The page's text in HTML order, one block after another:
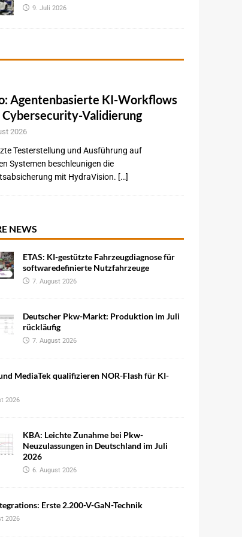
9. Juli 2026
Agentenbasierte KI-Workflows
Validierung
2026
Testerstellung und Ausführung auf
Systemen beschleunigen die
mit HydraVision. […]
NEWS
ETAS: KI-gestützte Fahrzeugdiagnose für
softwaredefinierte Nutzfahrzeuge
7. August 2026
Deutscher Pkw-Markt: Produktion im Juli
rückläufig
7. August 2026
MediaTek qualifizieren NOR-Flash für KI-
2026
KBA: Leichte Zunahme bei Pkw-
Neuzulassungen in Deutschland im Juli
2026
6. August 2026
Erste 2.200-V-GaN-Technik
2026